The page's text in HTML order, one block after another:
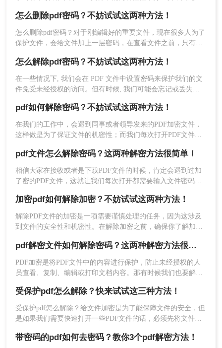
小编推荐你这款——转转大师pdf转换器。
客户端网址：http://pdf.55.la/
转转大师是一款专业的PDF转换软件，它支持PDF与
是，如果你收到了加密的PDF文件但忘记了密码，该怎么办
呢？下面，小编就给大家分享pdf去除编辑密码怎么弄的方法，
一起来学习一下吧。
怎么删除pdf密码？不妨试试这两种方法！
怎么删除pdf密码？对于刚编辑好的重要文件，现在很多人为了
保护文件，会给文件加上一层密码，在查看文件之前，只有输
可以在一定程度上增强资料安全性，但是如果需要多次查看，
每次都输入密码，就有点麻烦了，所以怎么删除pdf密码呢？下
面小编分享个解密的方法，希望能够帮助到大家。
怎么解除pdf密码？不妨试试这两种方法！
在一些情况下, 我们会在 PDF 文件中设置密码来保护我们的文
件免受未经授权的访问。但有时候, 我们可能会忘记或丢失密
带来很多麻烦，因为无法打开这些文件。在这篇文章中, 我们
将学习怎么解除pdf密码, 以允许我们访问我们的 PDF 文件。
pdf如何解除密码？不妨试试这两种方法！
在我们的工作中，会遇到同事或者领导发来的PDF加密文件，
这样做是为了保证文件的机密性；而我们每次打开PDF文件都
就会很麻烦。这时我们就需要对其进行解密，以方便后续的操
作，那有什么办法能进行PDF解密呢？当然有，今天小编就为
大家推荐个方法，大家一起看看pdf如何解除密码吧！
pdf文件怎么解除密码？这两种解密方法很简单！
相信大家在接收或者是下载PDF文件的时候，肯定会遇到过加
了密的PDF文件，这就让我们每次打开都需要输入文件密码，
pdf文件怎么解除密码呢？方法很简单，给大家分享两种解决方
法，其中一种手机上就能完成，来一起看看吧。
加密pdf如何解除加密？不妨试试这两种方法！
解除PDF文件的加密是一项需要谨慎处理的任务，因为这涉及
到文件的安全性和机密性。在解除加密之前，确保你了解加密
作。那么加密pdf如何解除加密呢？以下是一些常见的解除PDF
文件加密的方法。
pdf解密文件如何解除密码？这两种解密方法很简单
PDF加密是将PDF文件中的内容进行保护，防止未经授权的人
员查看、复制、编辑或打印文档内容。那有时候我们也要解除
解除密码方法帮助大家解决这个问题，快来看看！
受保护pdf怎么解除？快来试试这三种方法！
受保护pdf怎么解除？给文件加密是为了能保障文件的安全，但
是如果我们需要快速打开一些PDF文件的话，必须先将文件解
工具的，今天给大家分享PDF解密方法。
带密码的pdf如何去密码？教你3个pdf解密方法！